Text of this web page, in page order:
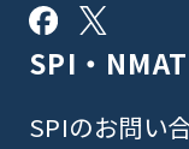
SPI・
SPIのお問い